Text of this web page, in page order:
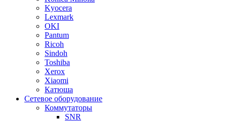
Kyocera
Lexmark
OKI
Pantum
Ricoh
Sindoh
Toshiba
Xerox
Xiaomi
Катюша
Сетевое оборудование
Коммутаторы
SNR